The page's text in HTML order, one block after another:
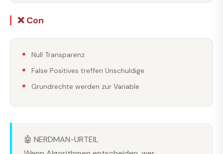
❌ Con
Null Transparenz
False Positives treffen Unschuldige
Grundrechte werden zur Variable
🤖 NERDMAN-URTEIL